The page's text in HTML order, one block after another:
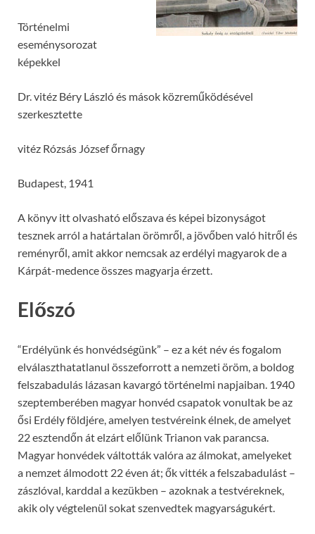
Történelmi
eseménysorozat
képekkel
Dr. vitéz Béry László és mások közreműködésével
szerkesztette
vitéz Rózsás József őrnagy
Budapest, 1941
A könyv itt olvasható előszava és képei bizonyságot
tesznek arról a határtalan örömről, a jövőben való hitről és
reményről, amit akkor nemcsak az erdélyi magyarok de a
Kárpát-medence összes magyarja érzett.
Előszó
“Erdélyünk és honvédségünk” – ez a két név és fogalom
elválaszthatatlanul összeforrott a nemzeti öröm, a boldog
felszabadulás lázasan kavargó történelmi napjaiban. 1940
szeptemberében magyar honvéd csapatok vonultak be az
ősi Erdély földjére, amelyen testvéreink élnek, de amelyet
22 esztendőn át elzárt előlünk Trianon vak parancsa.
Magyar honvédek váltották valóra az álmokat, amelyeket
a nemzet álmodott 22 éven át; ők vitték a felszabadulást –
zászlóval, karddal a kezükben – azoknak a testvéreknek,
akik oly végtelenül sokat szenvedtek magyarságukért.